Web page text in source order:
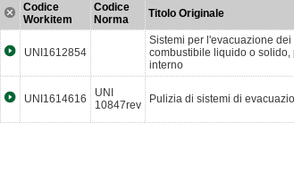
Codice
Workitem
Codice
Norma
Titolo Originale
UNI1612854
Sistemi per l'evacuazione
combustibile liquido o
interno
UNI1614616
UNI
10847rev
Pulizia di sistemi di